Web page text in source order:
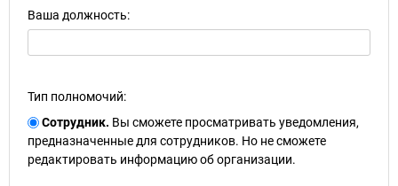
Ваша должность:
Тип полномочий:
Сотрудник. Вы сможете просматривать уведомления,
предназначенные для сотрудников. Но не сможете
редактировать информацию об организации.